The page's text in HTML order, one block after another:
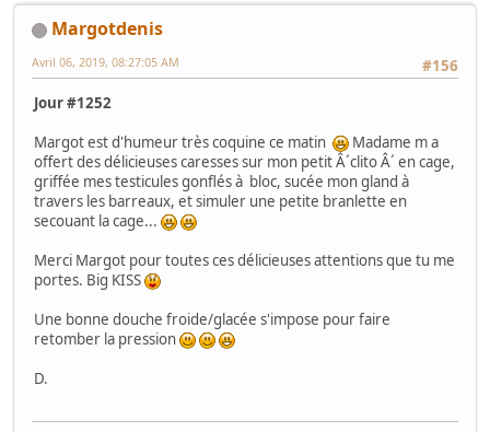
Margotdenis
#156
Avril 06, 2019, 08:27:05 AM
Jour #1252
Margot est d'humeur très coquine ce matin
Madame m a
offert des délicieuses caresses sur mon petit Â´clito Â´ en cage,
griffée mes testicules gonflés à bloc, sucée mon gland à
travers les barreaux, et simuler une petite branlette en
secouant la cage...
Merci Margot pour toutes ces délicieuses attentions que tu me
portes. Big KISS
Une bonne douche froide/glacée s'impose pour faire
retomber la pression
D.